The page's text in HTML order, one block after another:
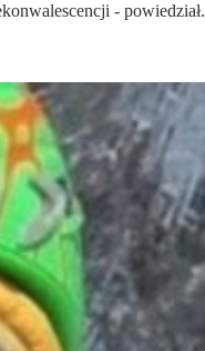
- powiedział.